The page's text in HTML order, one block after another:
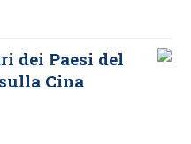
dei Paesi del
Cina